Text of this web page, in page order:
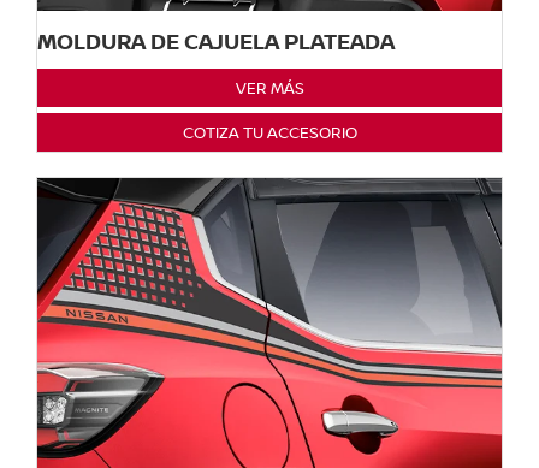
MOLDURA DE CAJUELA PLATEADA
VER MÁS
COTIZA TU ACCESORIO